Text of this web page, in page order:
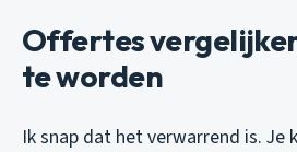
Offertes
te worden
Ik snap dat het verwarrend is.